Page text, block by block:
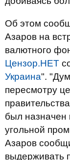
Об этом
Азаров на
валютного
Цензор.НЕТ
Украина".
пересмотру
был назначен
угольной
Азаров
выдерживать